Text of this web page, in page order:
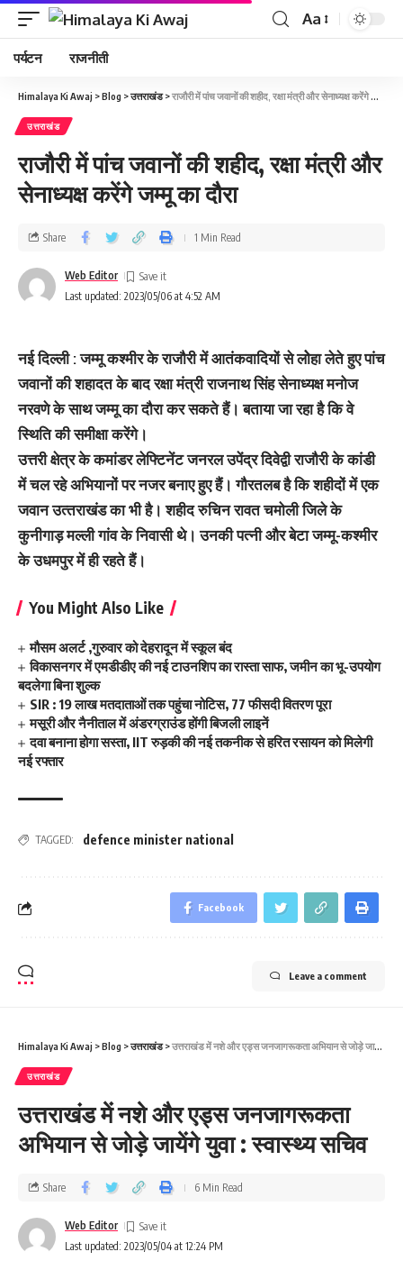
Aa
पर्यटन राजनीती
Himalaya Ki Awaj >Blog >उत्तराखंड>राजौरी में पांच जवानों की शहीद, रक्षा मंत्री और सेनाध्‍यक्ष करेंगे जम्‍मू का दौरा
उत्तराखंड
राजौरी में पांच जवानों की शहीद, रक्षा मंत्री और
सेनाध्‍यक्ष करेंगे जम्‍मू का दौरा
Last updated: 2023/05/06 at 4:52 AM
Web Editor
Share 1 Min Read
नई दिल्‍ली : जम्‍मू कश्‍मीर के राजौरी में आतंकवादियों से लाेेहा लेते हुए पांच
जवानों की शहादत के बाद रक्षा मंत्री राजनाथ सिंह सेनाध्‍यक्ष मनोज
नरवणे के साथ जम्‍मू का दौरा कर सकते हैं। बताया जा रहा है कि वे
स्थिति की समीक्षा करेंगे।
उत्तरी क्षेत्र के कमांडर लेफ्टिनेंट जनरल उपेंद्र दिवेद्वी राजौरी के कांडी
में चल रहे अभियानों पर नजर बनाए हुए हैं। गौरतलब है कि शहीदों में एक
जवान उत्‍तराखंड का भी है। शहीद रुचिन रावत चमोली जिले के
कुनीगाड़ मल्ली गांव के निवासी थे। उनकी पत्नी और बेटा जम्मू-कश्मीर
के उधमपुर में ही रहते हैं।
You Might Also Like
मौसम अलर्ट ,गुरुवार को देहरादून में स्कूल बंद
विकासनगर में एमडीडीए की नई टाउनशिप का रास्ता साफ, जमीन का भू-उपयोग
बदलेगा बिना शुल्क
SIR : 19 लाख मतदाताओं तक पहुंचा नोटिस, 77 फीसदी वितरण पूरा
मसूरी और नैनीताल में अंडरग्राउंड होंगी बिजली लाइनें
दवा बनाना होगा सस्ता, IIT रुड़की की नई तकनीक से हरित रसायन को मिलेगी
नई रफ्तार
TAGGED: defence minister national
Facebook
Leave a comment
Himalaya Ki Awaj >Blog >उत्तराखंड>उत्तराखंड में नशे और एड्स जनजागरूकता अभियान से जोड़े जायेंगे युवा : स्‍वास्‍थ्‍य सचिव
उत्तराखंड
उत्तराखंड में नशे और एड्स जनजागरूकता
अभियान से जोड़े जायेंगे युवा : स्‍वास्‍थ्‍य सचिव
Last updated: 2023/05/04 at 12:24 PM
Web Editor
Share 6 Min Read